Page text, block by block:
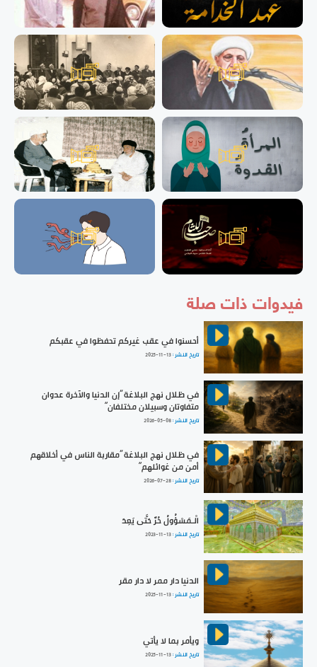
فيدوات ذات صلة
أحسنوا في عقب غيركم تحفظوا في عقبكم
تاريخ النشر :2025-11-13
في ظلال نهج البلاغة ”إن الدنيا والآخرة عدوان
متفاوتان وسبيلان مختلفان“
تاريخ النشر :2026-05-08
في ظلال نهج البلاغة ”مقاربة الناس في أخلاقهم
أمن من غوائلهم“
تاريخ النشر :2026-07-28
الْـمَسْؤُولُ حُرٌّ حَتَّى يَعِدَ
تاريخ النشر :2023-11-13
الدنيا دار ممر لا دار مقر
تاريخ النشر :2025-11-13
ويأمر بما لا يأتي
تاريخ النشر :2025-11-13